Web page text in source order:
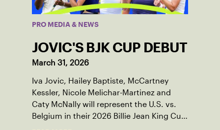
PRO MEDIA & NEWS
JOVIC'S BJK CUP DEBUT
March 31, 2026
Iva Jovic, Hailey Baptiste, McCartney
Kessler, Nicole Melichar-Martinez and
Caty McNally will represent the U.S. vs.
Belgium in their 2026 Billie Jean King Cup